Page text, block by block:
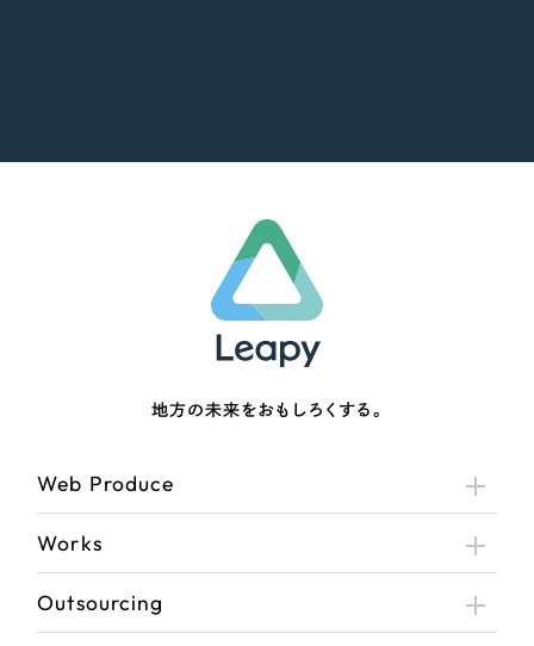
地方の未来をおもしろくする。
Web Produce
Works
Outsourcing